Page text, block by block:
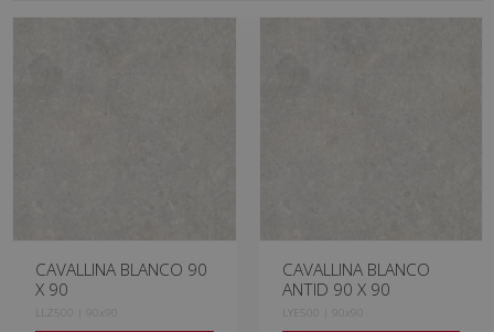
CAVALLINA BLANCO 90
X 90
LLZ500 | 90x90
CAVALLINA BLANCO
ANTID 90 X 90
LYE500 | 90x90